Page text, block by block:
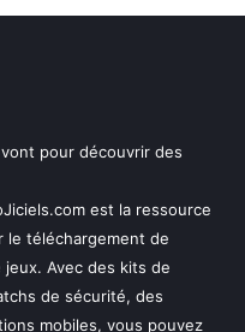
pour découvrir des
est la ressource
le téléchargement de
jeux. Avec des kits de
de sécurité, des
mobiles, vous pouvez